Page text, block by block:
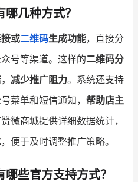
几种方式？
或二维码生成功能，直接分
号等渠道。这样的二维码分
减少推广阻力。系统还支持
菜单和短信通知， 帮助店主
微商城提供详细数据统计，
便于及时调整推广策略。
些官方支持方式？